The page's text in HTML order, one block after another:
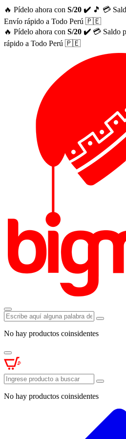
🔥 Pídelo ahora con S/20 ✔️ 🎵 💳
Envío rápido a Todo Perú 🇵🇪
🔥 Pídelo ahora con S/20 ✔️ 💳 Saldo
rápido a Todo Perú 🇵🇪
No hay productos coinsidentes
No hay productos coinsidentes